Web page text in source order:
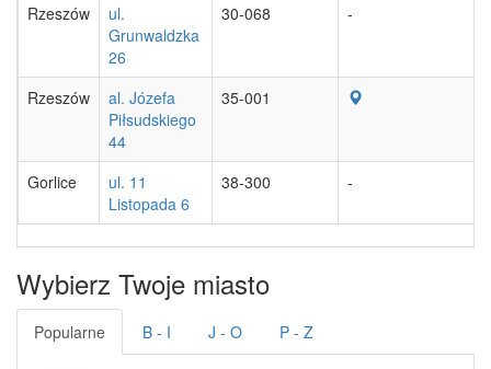
Rzeszów
ul.
Grunwaldzka
26
30-068 -
Rzeszów
al. Józefa
Piłsudskiego
44
35-001
Gorlice
ul. 11
Listopada 6
38-300 -
Wybierz Twoje miasto
Popularne B - I J - O P - Z